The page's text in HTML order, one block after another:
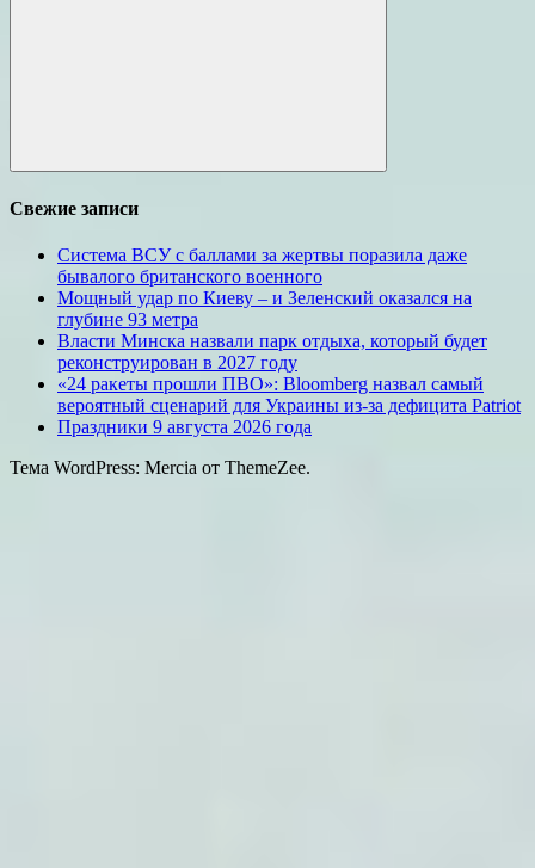
Поиск
Свежие записи
Система ВСУ с баллами за жертвы поразила даже
бывалого британского военного
Мощный удар по Киеву – и Зеленский оказался на
глубине 93 метра
Власти Минска назвали парк отдыха, который будет
реконструирован в 2027 году
«24 ракеты прошли ПВО»: Bloomberg назвал самый
вероятный сценарий для Украины из-за дефицита Patriot
Праздники 9 августа 2026 года
Тема WordPress: Mercia от ThemeZee.